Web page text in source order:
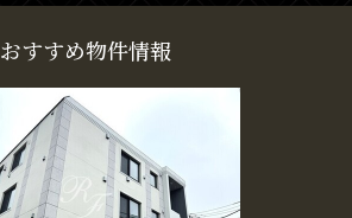
おすすめ物件情報